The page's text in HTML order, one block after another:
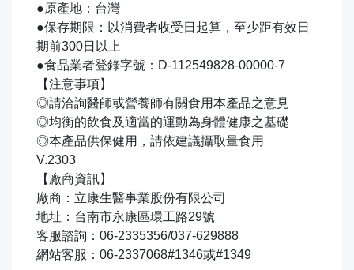
●原產地：台灣
●保存期限：以消費者收受日起算，至少距有效日
期前300日以上
●食品業者登錄字號：D-112549828-00000-7
【注意事項】
◎請洽詢醫師或營養師有關食用本產品之意見
◎均衡的飲食及適當的運動為身體健康之基礎
◎本產品供保健用，請依建議攝取量食用
V.2303
【廠商資訊】
廠商：立康生醫事業股份有限公司
地址：台南市永康區環工路29號
客服諮詢：06-2335356/037-629888
網站客服：06-2337068#1346或#1349